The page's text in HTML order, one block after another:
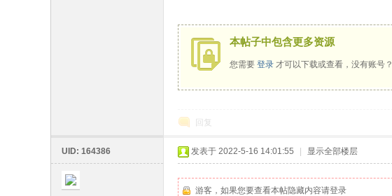
本帖子中包含更多资源
您需要 登录 才可以下载或查看，没有账号？
回复
UID: 164386 发表于 2022-5-16 14:01:55 显示全部楼层
游客，如果您要查看本帖隐藏内容请登录